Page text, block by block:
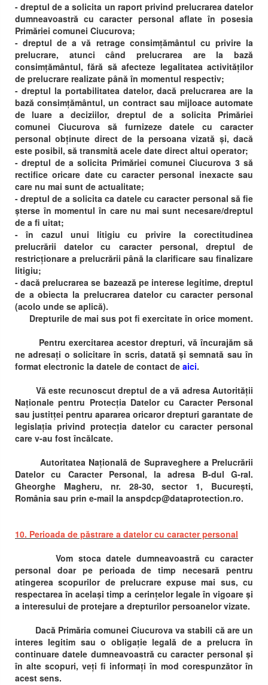
- dreptul de a solicita un raport privind prelucrarea datelor
dumneavoastră cu caracter personal aflate în posesia
Primăriei comunei Ciucurova;
- dreptul de a vă retrage consimțământul cu privire la
prelucrare, atunci când prelucrarea are la bază
consimțământul, fără să afecteze legalitatea activităților
de prelucrare realizate până în momentul respectiv;
- dreptul la portabilitatea datelor, dacă prelucrarea are la
bază consimțământul, un contract sau mijloace automate
de luare a deciziilor, dreptul de a solicita Primăriei
comunei Ciucurova să furnizeze datele cu caracter
personal obținute direct de la persoana vizată și, dacă
este posibil, să transmită acele date direct altui operator;
- dreptul de a solicita Primăriei comunei Ciucurova 3 să
rectifice oricare date cu caracter personal inexacte sau
care nu mai sunt de actualitate;
- dreptul de a solicita ca datele cu caracter personal să fie
șterse în momentul în care nu mai sunt necesare/dreptul
de a fi uitat;
- în cazul unui litigiu cu privire la corectitudinea
prelucrării datelor cu caracter personal, dreptul de
restricționare a prelucrării până la clarificare sau finalizare
litigiu;
- dacă prelucrarea se bazează pe interese legitime, dreptul
de a obiecta la prelucrarea datelor cu caracter personal
(acolo unde se aplică).
Drepturile de mai sus pot fi exercitate în orice moment.
Pentru exercitarea acestor drepturi, vă încurajăm să
ne adresați o solicitare în scris, datată și semnată sau în
format electronic la datele de contact de aici.
Vă este recunoscut dreptul de a vă adresa Autorității
Naționale pentru Protecția Datelor cu Caracter Personal
sau justitței pentru apararea oricaror drepturi garantate de
legislația privind protecția datelor cu caracter personal
care v-au fost încălcate.
Autoritatea Națională de Supraveghere a Prelucrării
Datelor cu Caracter Personal, la adresa B-dul G-ral.
Gheorghe Magheru, nr. 28-30, sector 1, București,
România sau prin e-mail la anspdcp@dataprotection.ro.
10. Perioada de păstrare a datelor cu caracter personal
Vom stoca datele dumneavoastră cu caracter
personal doar pe perioada de timp necesară pentru
atingerea scopurilor de prelucrare expuse mai sus, cu
respectarea în același timp a cerințelor legale în vigoare și
a interesului de protejare a drepturilor persoanelor vizate.
Dacă Primăria comunei Ciucurova va stabili că are un
interes legitim sau o obligație legală de a prelucra în
continuare datele dumneavoastră cu caracter personal și
în alte scopuri, veți fi informați în mod corespunzător în
acest sens.